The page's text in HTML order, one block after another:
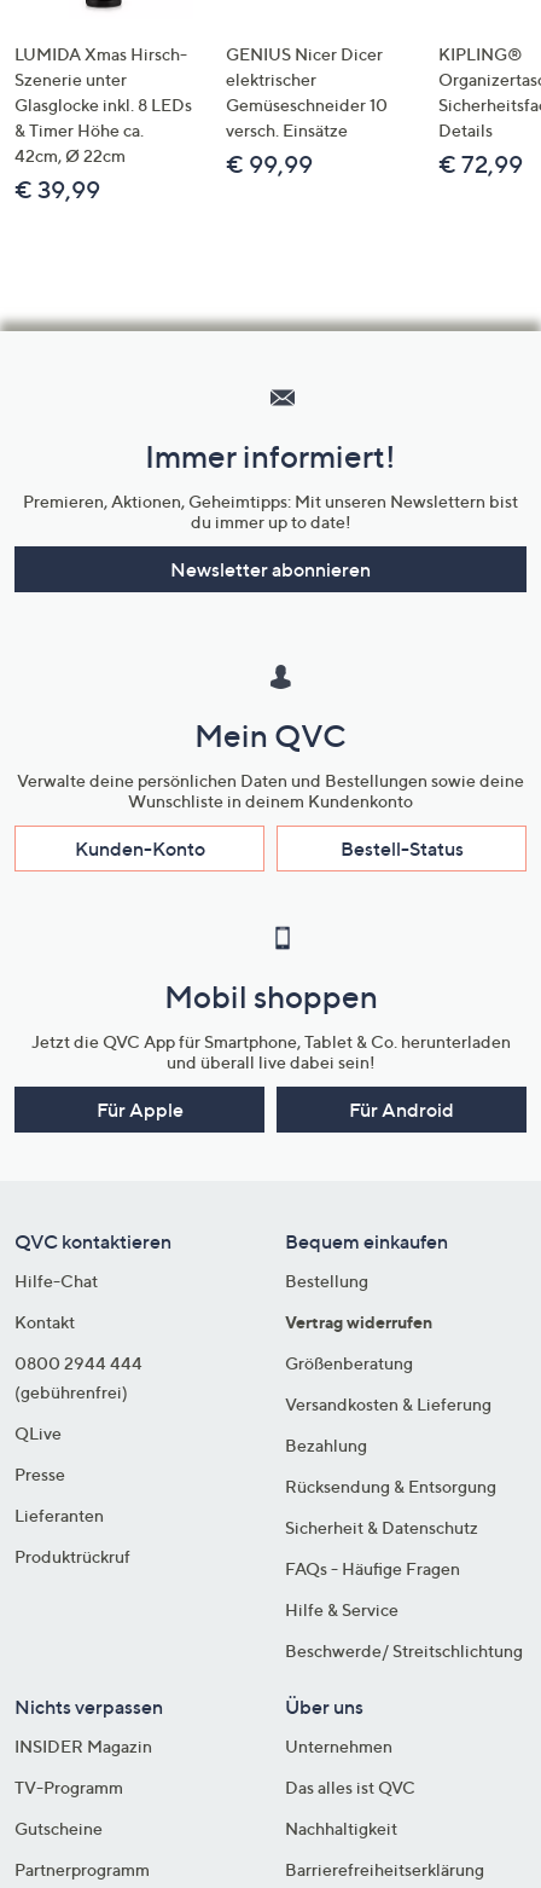
LUMIDA Xmas Hirsch-
Szenerie unter
Glasglocke inkl. 8 LEDs
& Timer Höhe ca.
42cm, Ø 22cm
€ 39,99
GENIUS Nicer Dicer
elektrischer
Gemüseschneider 10
versch. Einsätze
€ 99,99
KIPLING®
Details
€ 72,99
Unternehmensinformationen
Immer informiert!
Premieren, Aktionen, Geheimtipps: Mit unseren Newslettern bist
du immer up to date!
Newsletter abonnieren
Mein QVC
Verwalte deine persönlichen Daten und Bestellungen sowie deine
Wunschliste in deinem Kundenkonto
Kunden-Konto Bestell-Status
Mobil shoppen
Jetzt die QVC App für Smartphone, Tablet & Co. herunterladen
und überall live dabei sein!
Für Apple Für Android
QVC kontaktieren
Hilfe-Chat
Kontakt
0800 2944 444
(gebührenfrei)
QLive
Presse
Lieferanten
Produktrückruf
Bequem einkaufen
Bestellung
Vertrag widerrufen
Größenberatung
Versandkosten & Lieferung
Bezahlung
Rücksendung & Entsorgung
Sicherheit & Datenschutz
FAQs - Häufige Fragen
Hilfe & Service
Beschwerde/ Streitschlichtung
Nichts verpassen
INSIDER Magazin
TV-Programm
Gutscheine
Partnerprogramm
Über uns
Unternehmen
Das alles ist QVC
Nachhaltigkeit
Barrierefreiheitserklärung